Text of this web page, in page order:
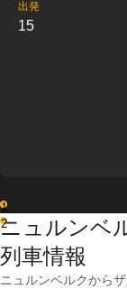
出発
15
1
2
ニュルンベ
列車情報
ニュルンベルクから